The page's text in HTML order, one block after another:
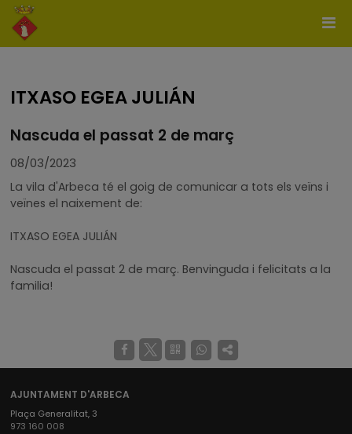
ITXASO EGEA JULIÁN
Nascuda el passat 2 de març
08/03/2023
La vila d'Arbeca té el goig de comunicar a tots els veïns i
veïnes el naixement de:
ITXASO EGEA JULIÁN
Nascuda el passat 2 de març. Benvinguda i felicitats a la
familia!
AJUNTAMENT D'ARBECA
Plaça Generalitat, 3
973 160 008